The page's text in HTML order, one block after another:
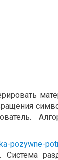
pozywne-